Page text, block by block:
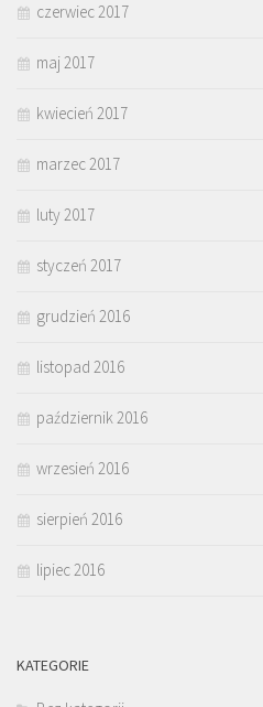
czerwiec 2017
maj 2017
kwiecień 2017
marzec 2017
luty 2017
styczeń 2017
grudzień 2016
listopad 2016
październik 2016
wrzesień 2016
sierpień 2016
lipiec 2016
KATEGORIE